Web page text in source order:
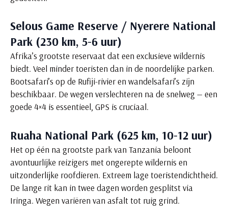
Selous Game Reserve / Nyerere National
Park (230 km, 5-6 uur)
Afrika’s grootste reservaat dat een exclusieve wildernis
biedt. Veel minder toeristen dan in de noordelijke parken.
Bootsafari’s op de Rufiji-rivier en wandelsafari’s zijn
beschikbaar. De wegen verslechteren na de snelweg — een
goede 4×4 is essentieel, GPS is cruciaal.
Ruaha National Park (625 km, 10-12 uur)
Het op één na grootste park van Tanzania beloont
avontuurlijke reizigers met ongerepte wildernis en
uitzonderlijke roofdieren. Extreem lage toeristendichtheid.
De lange rit kan in twee dagen worden gesplitst via
Iringa. Wegen variëren van asfalt tot ruig grind.